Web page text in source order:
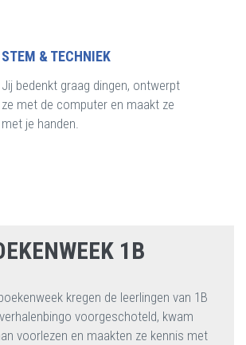
STEM & TECHNIEK
Jij bedenkt graag dingen, ontwerpt
ze met de computer en maakt ze
met je handen.
1B
kregen de leerlingen van 1B
voorgeschoteld, kwam
voorlezen en maakten ze kennis met